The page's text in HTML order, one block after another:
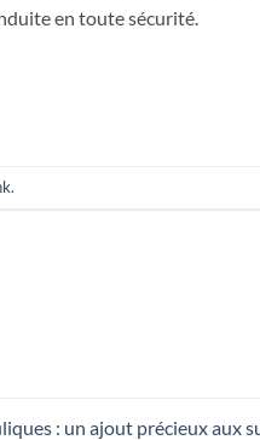
en toute sécurité.
.
: un ajout précieux aux